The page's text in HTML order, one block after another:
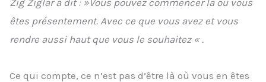
êtes présentement. Avec ce que vous avez et vous
rendre aussi haut que vous le souhaitez « .
Ce qui compte, ce n’est pas d’être là où vous en êtes